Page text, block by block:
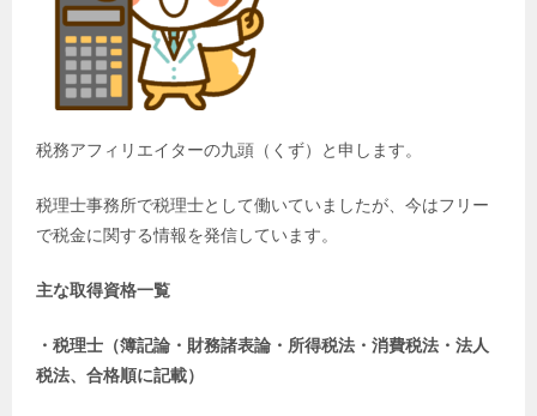
税務アフィリエイターの九頭（くず）と申します。
税理士事務所で税理士として働いていましたが、今はフリー
で税金に関する情報を発信しています。
主な取得資格一覧
・税理士（簿記論・財務諸表論・所得税法・消費税法・法人
税法、合格順に記載）